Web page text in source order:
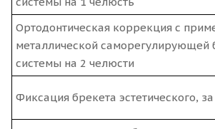
Ортодонтическая коррекция с
металлической саморегулирующей
системы на 2 челюсти
Фиксация брекета эстетического,